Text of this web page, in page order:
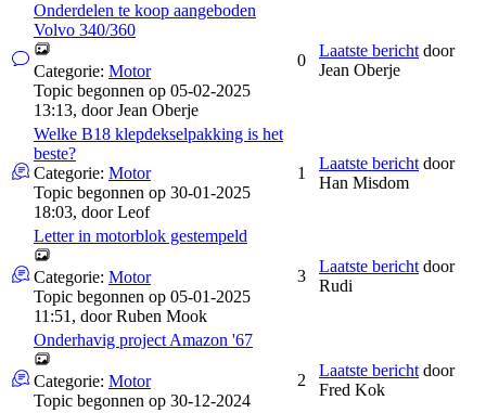
Onderdelen te koop aangeboden
Volvo 340/360
Categorie: Motor
Topic begonnen op 05-02-2025
13:13, doorJean Oberje
0
Laatste bericht door
Jean Oberje
Welke B18 klepdekselpakking is het
beste?
Categorie: Motor
Topic begonnen op 30-01-2025
18:03, doorLeof
1
Laatste bericht door
Han Misdom
Letter in motorblok gestempeld
Categorie: Motor
Topic begonnen op 05-01-2025
11:51, doorRuben Mook
3
Laatste bericht door
Rudi
Onderhavig project Amazon '67
Categorie: Motor
Topic begonnen op 30-12-2024
2
Laatste bericht door
Fred Kok